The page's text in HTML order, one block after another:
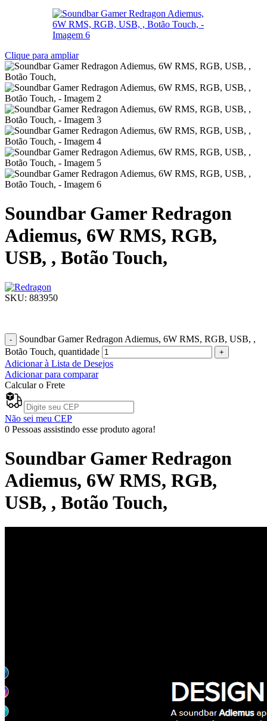
Clique para ampliar
Soundbar Gamer Redragon
Adiemus, 6W RMS, RGB,
USB, , Botão Touch,
SKU: 883950
Soundbar Gamer Redragon Adiemus, 6W RMS, RGB, USB, ,
Botão Touch, quantidade
Adicionar à Lista de Desejos
Adicionar para comparar
Calcular o Frete
Não sei meu CEP
0 Pessoas assistindo esse produto agora!
Soundbar Gamer Redragon
Adiemus, 6W RMS, RGB,
USB, , Botão Touch,